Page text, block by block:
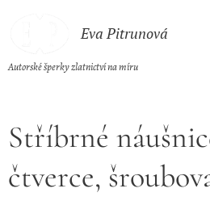
Eva Pitrunová
Autorské šperky zlatnictví na míru
Stříbrné
čtverce,